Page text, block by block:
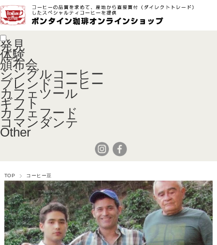
発見
体験
頒布会
シングルコーヒー
ブレンドコーヒー
カフェツール
ギフト
カフェフード
コマンダンテ
Other
TOP コーヒー豆